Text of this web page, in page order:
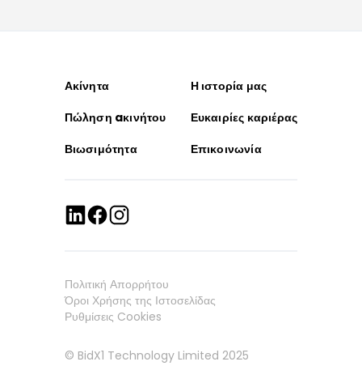
Ακίνητα
Η ιστορία μας
Πώληση aκινήτου
Ευκαιρίες καριέρας
Βιωσιμότητα
Επικοινωνία
Πολιτική Απορρήτου
Όροι Χρήσης της Ιστοσελίδας
Ρυθμίσεις Cookies
© BidX1 Technology Limited 2025